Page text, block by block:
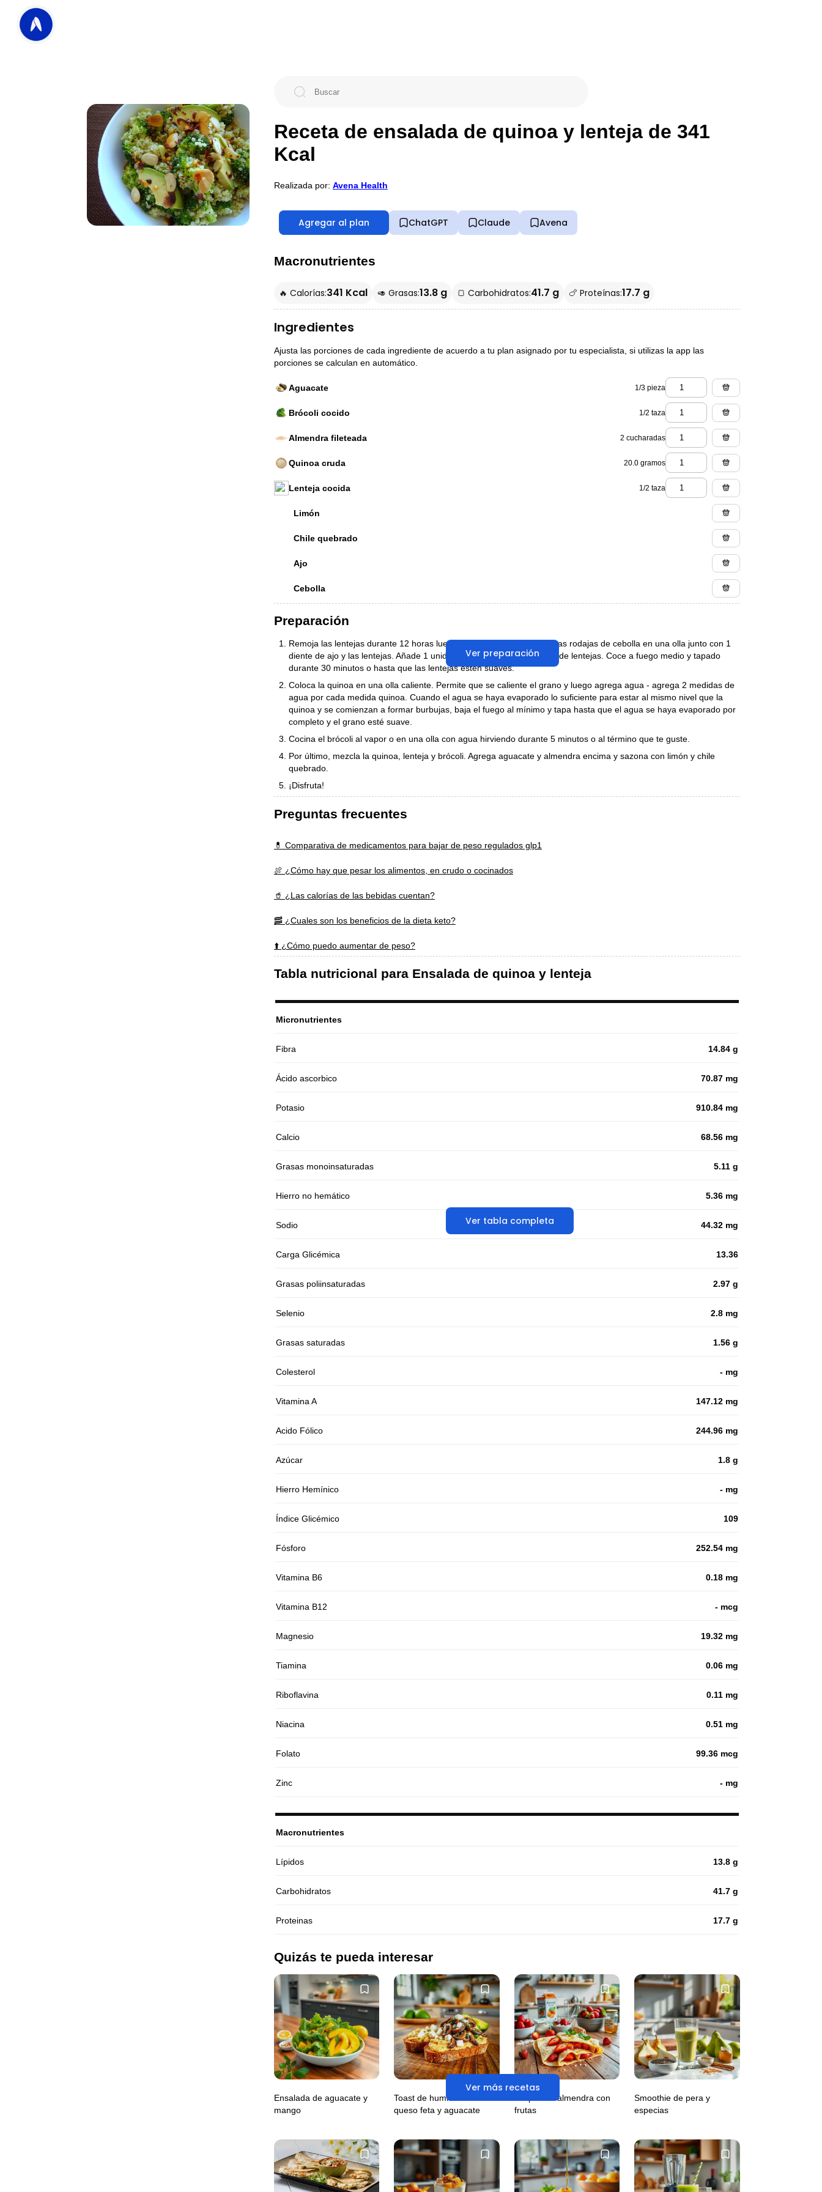
Receta de ensalada de quinoa y lenteja de 341
Kcal
Realizada por: Avena Health
Agregar al plan ChatGPT Claude Avena
Macronutrientes
🔥 Calorías:341 Kcal 🥑 Grasas:13.8 g 🍞 Carbohidratos:41.7 g 🍗 Proteínas:17.7 g
Ingredientes
Ajusta las porciones de cada ingrediente de acuerdo a tu plan asignado por tu especialista, si utilizas la app las
porciones se calculan en automático.
Aguacate 1/3 pieza
Brócoli cocido 1/2 taza
Almendra fileteada 2 cucharadas
Quinoa cruda 20.0 gramos
Lenteja cocida 1/2 taza
Limón
Chile quebrado
Ajo
Cebolla
Ver preparación
Preparación
Remoja las lentejas durante 12 horas luego drena el agua. Coloca unas rodajas de cebolla en una olla junto con 1
diente de ajo y las lentejas. Añade 1 unidad de agua por cada unidad de lentejas. Coce a fuego medio y tapado
durante 30 minutos o hasta que las lentejas estén suaves.
Coloca la quinoa en una olla caliente. Permite que se caliente el grano y luego agrega agua - agrega 2 medidas de
agua por cada medida quinoa. Cuando el agua se haya evaporado lo suficiente para estar al mismo nivel que la
quinoa y se comienzan a formar burbujas, baja el fuego al mínimo y tapa hasta que el agua se haya evaporado por
completo y el grano esté suave.
Cocina el brócoli al vapor o en una olla con agua hirviendo durante 5 minutos o al término que te guste.
Por último, mezcla la quinoa, lenteja y brócoli. Agrega aguacate y almendra encima y sazona con limón y chile
quebrado.
¡Disfruta!
Preguntas frecuentes
💊 Comparativa de medicamentos para bajar de peso regulados glp1
🍖 ¿Cómo hay que pesar los alimentos, en crudo o cocinados
🥤 ¿Las calorías de las bebidas cuentan?
🥓 ¿Cuales son los beneficios de la dieta keto?
⬆️ ¿Cómo puedo aumentar de peso?
Tabla nutricional para Ensalada de quinoa y lenteja
Ver tabla completa
Micronutrientes
Fibra 14.84 g
Ácido ascorbico 70.87 mg
Potasio 910.84 mg
Calcio 68.56 mg
Grasas monoinsaturadas 5.11 g
Hierro no hemático 5.36 mg
Sodio 44.32 mg
Carga Glicémica 13.36
Grasas poliinsaturadas 2.97 g
Selenio 2.8 mg
Grasas saturadas 1.56 g
Colesterol - mg
Vitamina A 147.12 mg
Acido Fólico 244.96 mg
Azúcar 1.8 g
Hierro Hemínico - mg
Índice Glicémico 109
Fósforo 252.54 mg
Vitamina B6 0.18 mg
Vitamina B12 - mcg
Magnesio 19.32 mg
Tiamina 0.06 mg
Riboflavina 0.11 mg
Niacina 0.51 mg
Folato 99.36 mcg
Zinc - mg
Macronutrientes
Lípidos 13.8 g
Carbohidratos 41.7 g
Proteinas 17.7 g
Quizás te pueda interesar
Ver más recetas
Ensalada de aguacate y
mango
Toast de hummus con
queso feta y aguacate
Crepas de almendra con
frutas
Smoothie de pera y
especias